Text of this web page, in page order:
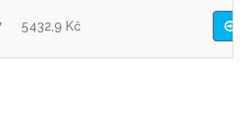
5432,9 Kč